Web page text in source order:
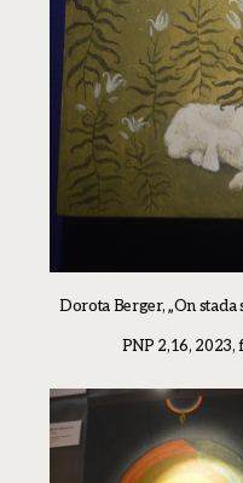
Dorota Berger, „On stada
PNP 2,16, 2023,